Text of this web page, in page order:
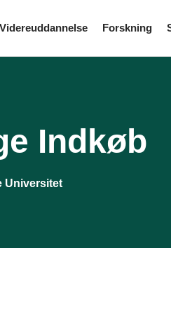
Videreuddannelse Forskning
Indkøb
Universitet